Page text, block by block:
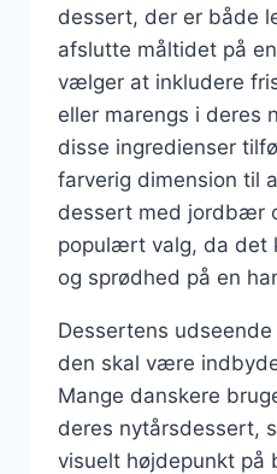
dessert, der er både
afslutte måltidet på
vælger at inkludere
eller marengs i deres
disse ingredienser
farverig dimension til
dessert med jordbær
populært valg, da det
og sprødhed på en
Dessertens
den skal være
Mange danskere
deres nytårsdessert,
visuelt højdepunkt på